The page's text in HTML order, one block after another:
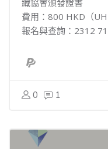
費用：800 HKD（
報名與查詢：2312
0 1